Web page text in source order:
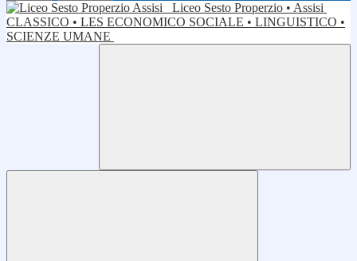
Liceo Sesto Properzio • Assisi
CLASSICO • LES ECONOMICO SOCIALE • LINGUISTICO •
SCIENZE UMANE